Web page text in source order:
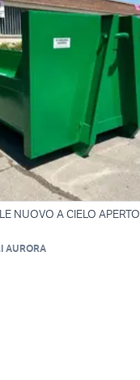
NUOVO A CIELO APERTO
AURORA